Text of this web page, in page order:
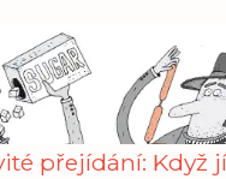
přejídání: Když